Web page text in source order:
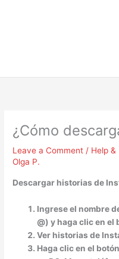
¿Cómo
Leave a Comment / Help
Olga P.
Descargar historiasde
Ingrese el nombre
@) y haga clic en el
Ver historiasde
Haga clic en el botón